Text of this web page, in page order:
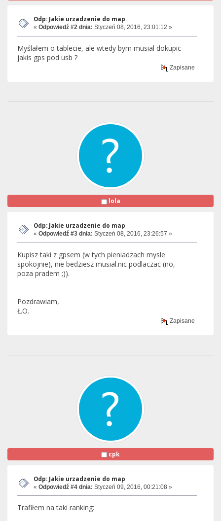
Odp: Jakie urzadzenie do map
« Odpowiedź #2 dnia: Styczeń 08, 2016, 23:01:12 »
Myślałem o tablecie, ale wtedy bym musial dokupic
jakis gps pod usb ?
Zapisane
lola
Odp: Jakie urzadzenie do map
« Odpowiedź #3 dnia: Styczeń 08, 2016, 23:26:57 »
Kupisz taki z gpsem (w tych pieniadzach mysle
spokojnie), nie bedziesz musial.nic podlaczac (no,
poza pradem ;)).
Pozdrawiam,
Ł.O.
Zapisane
cpk
Odp: Jakie urzadzenie do map
« Odpowiedź #4 dnia: Styczeń 09, 2016, 00:21:08 »
Trafiłem na taki ranking: